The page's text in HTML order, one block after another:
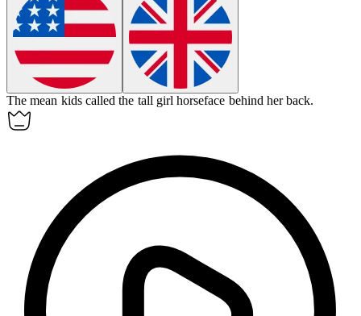
The mean kids called the tall girlhorseface behind her back.